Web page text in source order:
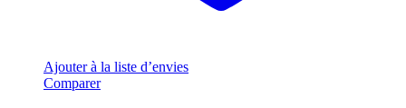
Ajouter à la liste d’envies
Comparer